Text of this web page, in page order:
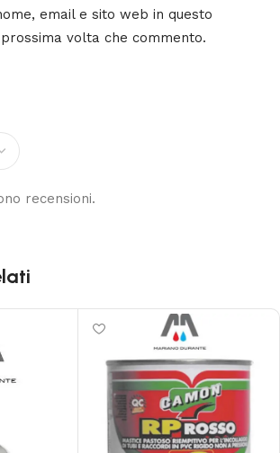
recensioni.
email e sito web in questo
volta che commento.